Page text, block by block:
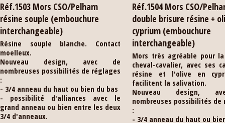
Réf.1503 Mors CSO/Pelham
résine souple (embouchure
interchangeable)
Résine souple blanche. Contact
moelleux.
Nouveau design, avec de
nombreuses possibilités de réglages
:
- 3/4 anneau du haut ou bien du bas
- possibilité d'alliances avec le
grand anneau ou bien entre les deux
3/4 d'anneaux.
Réf.1504 Mors CSO/
double brisure résine +
cyprium (embouchure
interchangeable)
Mors très agréable pour
cheval-cavalier, avec ses
résine et l'olive en
facilitent la salivation.
Nouveau design,
nombreuses possibilités de
:
- 3/4 anneau du haut ou